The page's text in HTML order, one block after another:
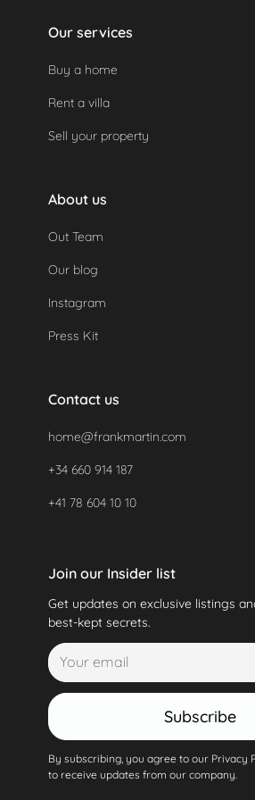
Our services
Buy a home
Rent a villa
Sell your property
About us
Out Team
Our blog
Instagram
Press Kit
Contact us
home@frankmartin.com
+34 660 914 187
+41 78 604 10 10
Join our Insider list
Get updates on exclusive listings
best-kept secrets.
Subscribe
By subscribing, you agree to our Privacy
to receive updates from our company.